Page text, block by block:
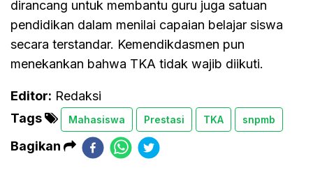
dirancang untuk membantu guru juga satuan
pendidikan dalam menilai capaian belajar siswa
secara terstandar. Kemendikdasmen pun
menekankan bahwa TKA tidak wajib diikuti.
Editor: Redaksi
Tags
Mahasiswa Prestasi TKA snpmb
Bagikan